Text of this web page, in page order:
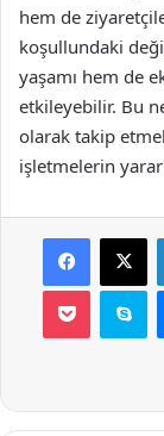
hem de
koşullundaki
yaşamı hem de
etkileyebilir. Bu
olarak takip
işletmelerin
Facebook
X
Pocket